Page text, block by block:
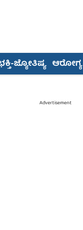
ಜ್ಯೋತಿಷ್ಯ ಆರೋಗ್ಯ
Advertisement